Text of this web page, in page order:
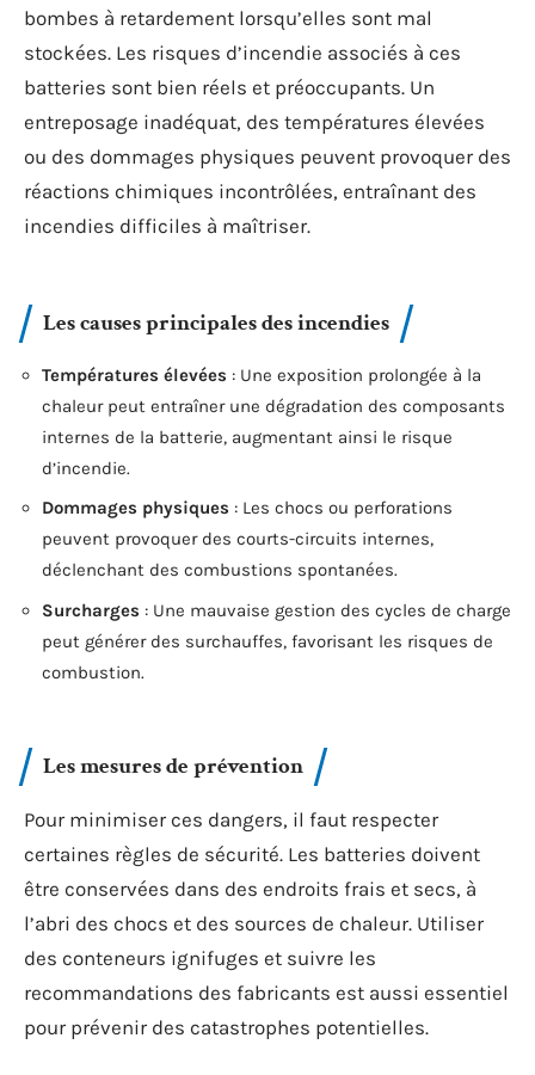
bombes à retardement lorsqu’elles sont mal
stockées. Les risques d’incendie associés à ces
batteries sont bien réels et préoccupants. Un
entreposage inadéquat, des températures élevées
ou des dommages physiques peuvent provoquer des
réactions chimiques incontrôlées, entraînant des
incendies difficiles à maîtriser.
Les causes principales des incendies
Températures élevées : Une exposition prolongée à la
chaleur peut entraîner une dégradation des composants
internes de la batterie, augmentant ainsi le risque
d’incendie.
Dommages physiques : Les chocs ou perforations
peuvent provoquer des courts-circuits internes,
déclenchant des combustions spontanées.
Surcharges : Une mauvaise gestion des cycles de charge
peut générer des surchauffes, favorisant les risques de
combustion.
Les mesures de prévention
Pour minimiser ces dangers, il faut respecter
certaines règles de sécurité. Les batteries doivent
être conservées dans des endroits frais et secs, à
l’abri des chocs et des sources de chaleur. Utiliser
des conteneurs ignifuges et suivre les
recommandations des fabricants est aussi essentiel
pour prévenir des catastrophes potentielles.